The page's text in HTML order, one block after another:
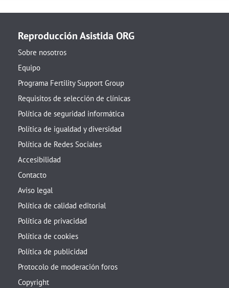
Reproducción Asistida ORG
Sobre nosotros
Equipo
Programa Fertility Support Group
Requisitos de selección de clínicas
Política de seguridad informática
Política de igualdad y diversidad
Política de Redes Sociales
Accesibilidad
Contacto
Aviso legal
Política de calidad editorial
Política de privacidad
Política de cookies
Política de publicidad
Protocolo de moderación foros
Copyright